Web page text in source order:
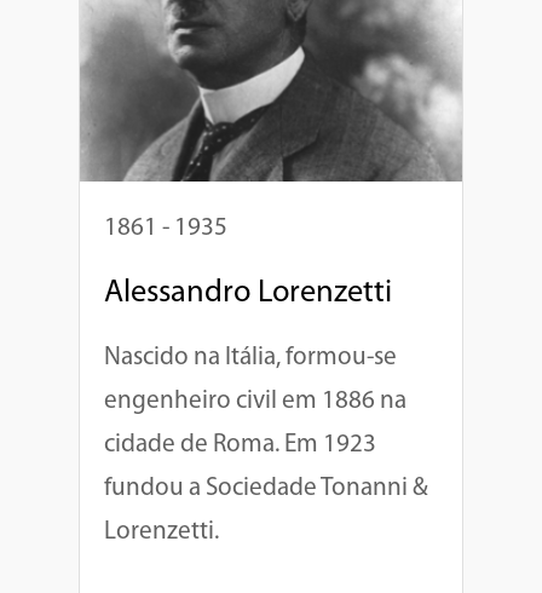
1861 - 1935
Alessandro Lorenzetti
Nascido na Itália, formou-se
engenheiro civil em 1886 na
cidade de Roma. Em 1923
fundou a Sociedade Tonanni &
Lorenzetti.